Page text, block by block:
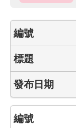
訊
網
路
服
務
線
上
查
詢